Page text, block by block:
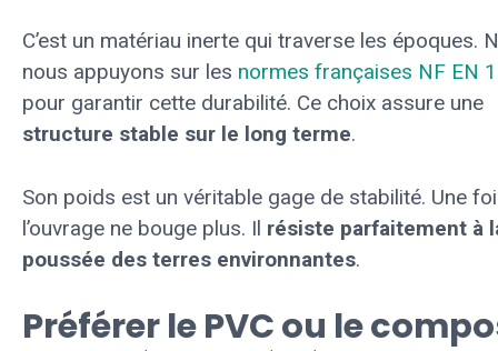
C’est un matériau inerte qui traverse les époques.
nous appuyons sur les normes françaises NF EN
pour garantir cette durabilité. Ce choix assure une
structure stable sur le long terme.
Son poids est un véritable gage de stabilité. Une
l’ouvrage ne bouge plus. Il résiste parfaitement à
poussée des terres environnantes.
Préférer le PVC ou le